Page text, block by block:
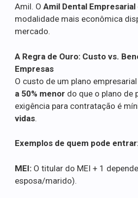
Amil. O Amil Dental Empresarial
modalidade mais econômica
mercado.
A Regra de Ouro: Custo vs.
Empresas
O custo de um plano
a 50% menor do que o plano de
exigência para contratação é
vidas.
Exemplos de quem pode
MEI: O titular do MEI + 1
esposa/marido).